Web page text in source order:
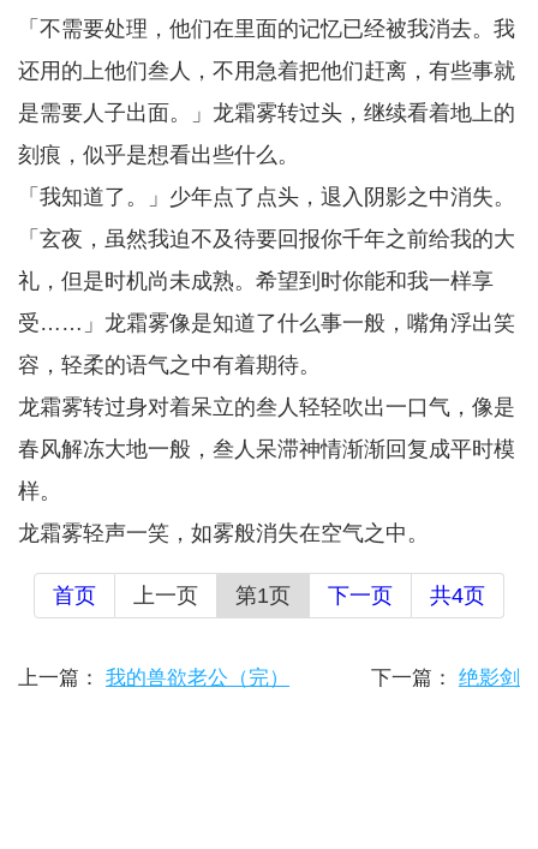
「不需要处理，他们在里面的记忆已经被我消去。我
还用的上他们叁人，不用急着把他们赶离，有些事就
是需要人子出面。」龙霜雾转过头，继续看着地上的
刻痕，似乎是想看出些什么。
「我知道了。」少年点了点头，退入阴影之中消失。
「玄夜，虽然我迫不及待要回报你千年之前给我的大
礼，但是时机尚未成熟。希望到时你能和我一样享
受……」龙霜雾像是知道了什么事一般，嘴角浮出笑
容，轻柔的语气之中有着期待。
龙霜雾转过身对着呆立的叁人轻轻吹出一口气，像是
春风解冻大地一般，叁人呆滞神情渐渐回复成平时模
样。
龙霜雾轻声一笑，如雾般消失在空气之中。
首页 上一页 第1页 下一页 共4页
上一篇： 我的兽欲老公（完） 下一篇： 绝影剑